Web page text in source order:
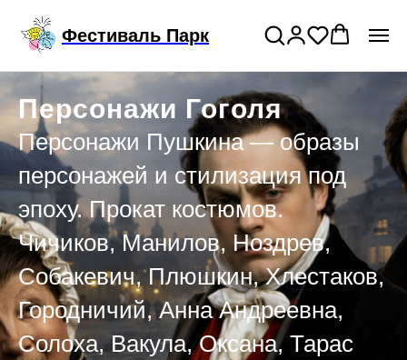
Фестиваль Парк
костюмов
Персонажи Гоголя
Персонажи Пушкина — образы
персонажей и стилизация под
эпоху. Прокат костюмов.
Чичиков, Манилов, Ноздрев,
Собакевич, Плюшкин, Хлестаков,
Городничий, Анна Андреевна,
Солоха, Вакула, Оксана, Тарас